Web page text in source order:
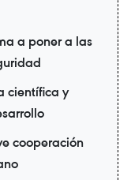
a poner a las
científica y
cooperación